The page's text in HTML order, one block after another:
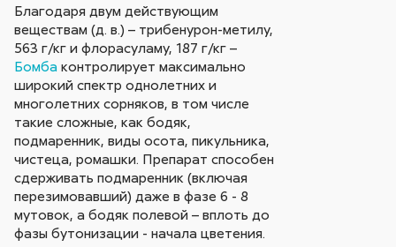
Благодаря двум действующим
веществам (д. в.) – трибенурон-метилу,
563 г/кг и флорасуламу, 187 г/кг –
Бомба контролирует максимально
широкий спектр однолетних и
многолетних сорняков, в том числе
такие сложные, как бодяк,
подмаренник, виды осота, пикульника,
чистеца, ромашки. Препарат способен
сдерживать подмаренник (включая
перезимовавший) даже в фазе 6 - 8
мутовок, а бодяк полевой – вплоть до
фазы бутонизации - начала цветения.